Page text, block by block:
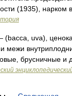
(1935), нарком
(bacca, uva),
межи
брусничные и